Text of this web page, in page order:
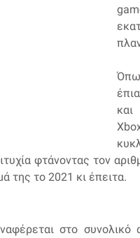
και
φτάνοντας τον
της το 2021 κι έπειτα.
στο συνολικό